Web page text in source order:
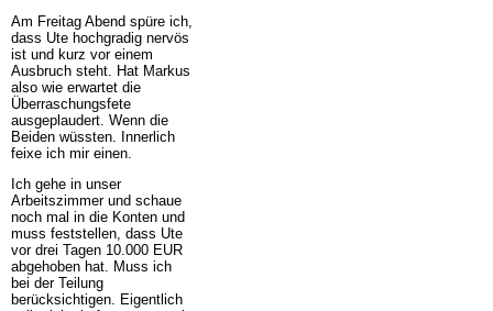
Am Freitag Abend spüre ich,
dass Ute hochgradig nervös
ist und kurz vor einem
Ausbruch steht. Hat Markus
also wie erwartet die
Überraschungsfete
ausgeplaudert. Wenn die
Beiden wüssten. Innerlich
feixe ich mir einen.
Ich gehe in unser
Arbeitszimmer und schaue
noch mal in die Konten und
muss feststellen, dass Ute
vor drei Tagen 10.000 EUR
abgehoben hat. Muss ich
bei der Teilung
berücksichtigen. Eigentlich